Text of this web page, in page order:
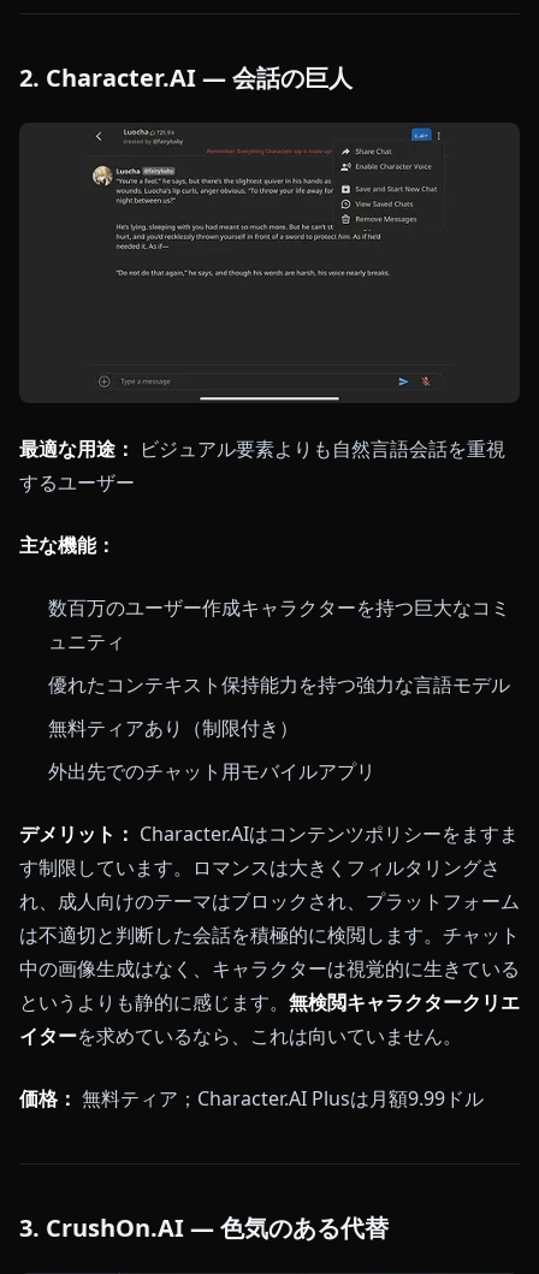
2. Character.AI — 会話の巨人
最適な用途： ビジュアル要素よりも自然言語会話を重視
するユーザー
主な機能：
数百万のユーザー作成キャラクターを持つ巨大なコミ
ュニティ
優れたコンテキスト保持能力を持つ強力な言語モデル
無料ティアあり（制限付き）
外出先でのチャット用モバイルアプリ
デメリット： Character.AIはコンテンツポリシーをますま
す制限しています。ロマンスは大きくフィルタリングさ
れ、成人向けのテーマはブロックされ、プラットフォーム
は不適切と判断した会話を積極的に検閲します。チャット
中の画像生成はなく、キャラクターは視覚的に生きている
というよりも静的に感じます。 無検閲キャラクタークリエ
イターを求めているなら、これは向いていません。
価格： 無料ティア；Character.AI Plusは月額9.99ドル
3. CrushOn.AI — 色気のある代替